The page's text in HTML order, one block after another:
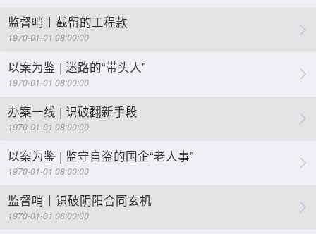
监督哨丨截留的工程款
1970-01-01 08:00:00
以案为鉴 | 迷路的“带头人”
1970-01-01 08:00:00
办案一线 | 识破翻新手段
1970-01-01 08:00:00
以案为鉴 | 监守自盗的国企“老人事”
1970-01-01 08:00:00
监督哨丨识破阴阳合同玄机
1970-01-01 08:00:00